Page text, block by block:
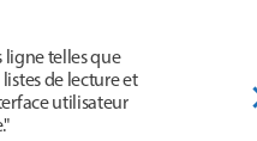
ligne telles que
de lecture et
utilisateur